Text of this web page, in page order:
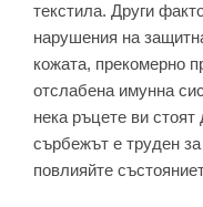
текстила. Други
нарушения на
кожата, прекомерно
отслабена имунна
нека ръцете ви
сърбежът е труден
повлияйте